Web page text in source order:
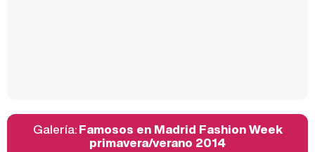
Galería:Famosos en Madrid Fashion Week
primavera/verano 2014